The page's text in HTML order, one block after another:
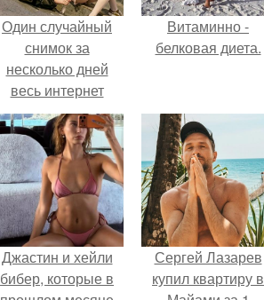
Один случайный
снимок за
несколько дней
весь интернет
облетел.
Витаминно -
белковая диета.
Джастин и хейли
бибер, которые в
Сергей Лазарев
купил квартиру в